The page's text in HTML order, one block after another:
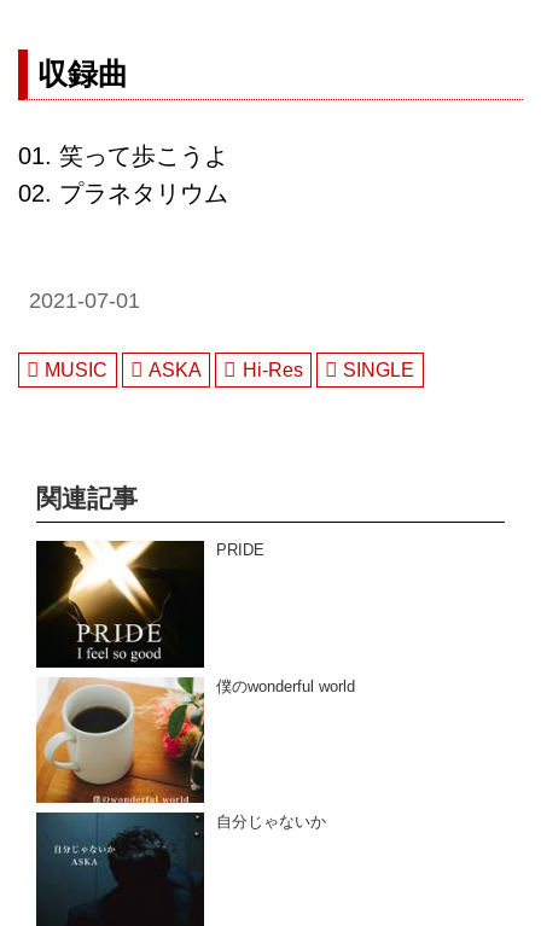
収録曲
01. 笑って歩こうよ
02. プラネタリウム
2021-07-01
MUSIC ASKA Hi-Res SINGLE
関連記事
PRIDE
僕のwonderful world
自分じゃないか